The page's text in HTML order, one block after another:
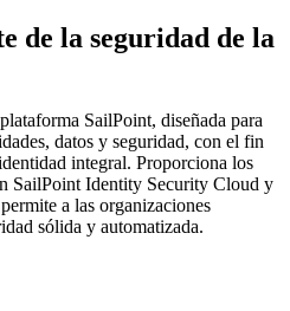
de la seguridad de la
SailPoint, diseñada para
datos y seguridad, con el fin
integral. Proporciona los
SailPoint Identity Security Cloud y
a las organizaciones
sólida y automatizada.